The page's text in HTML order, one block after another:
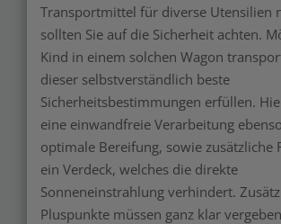
Transportmittel für diverse Utensilien
sollten Sie auf die Sicherheit achten.
Kind in einem solchen Wagon
dieser selbstverständlich beste
Sicherheitsbestimmungen erfüllen.
eine einwandfreie Verarbeitung
optimale Bereifung, sowie zusätzliche
ein Verdeck, welches die direkte
Sonneneinstrahlung verhindert.
Pluspunkte müssen ganz klar